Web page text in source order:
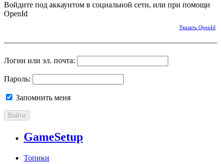
Войдите под аккаунтом в социальной сети, или при помощи
OpenId
Указать OpenId
Логин или эл. почта:
Пароль:
Запомнить меня
Войти
GameSetup
Топики